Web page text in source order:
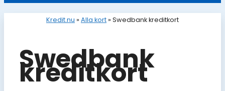
Kredit.nu » Alla kort » Swedbank kreditkort
Swedbank
kreditkort